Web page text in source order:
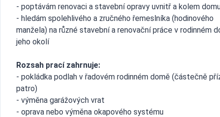
- poptávám renovaci a stavební opravy uvnitř a kolem
- hledám spolehlivého a zručného řemeslníka (hodinového
manžela) na různé stavební a renovační práce v rodinném
jeho okolí
Rozsah prací zahrnuje:
- pokládka podlah v řadovém rodinném domě (částečně
patro)
- výměna garážových vrat
- oprava nebo výměna okapového systému